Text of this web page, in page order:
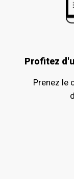
Profitez
Prenez le